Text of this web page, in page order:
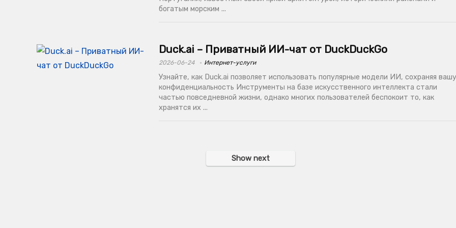
богатым морским ...
Duck.ai – Приватный ИИ-чат от DuckDuckGo
2026-06-24 Интернет-услуги
Узнайте, как Duck.ai позволяет использовать популярные модели ИИ, сохраняя вашу
конфиденциальность Инструменты на базе искусственного интеллекта стали
частью повседневной жизни, однако многих пользователей беспокоит то, как
хранятся их ...
Show next